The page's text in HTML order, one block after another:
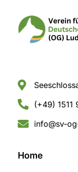
(+49) 1511
info@sv-
Home